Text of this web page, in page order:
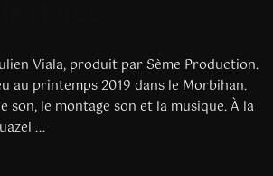
Viala, produit par Sème Production.
au printemps 2019 dans le Morbihan.
son, le montage son et la musique. À la
...